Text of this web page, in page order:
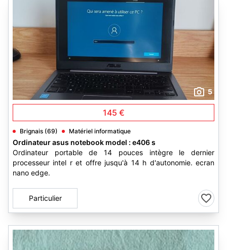
5
145 €
Brignais (69) Matériel informatique
Ordinateur asus notebook model : e406 s
Ordinateur portable de 14 pouces intègre le dernier
processeur intel r et offre jusqu'à 14 h d'autonomie. ecran
nano edge.
Particulier